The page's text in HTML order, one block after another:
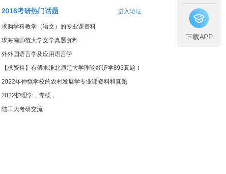
2016考研热门话题 进入论坛
求购学科教学（语文）的专业课资料
求海南师范大学文学真题资料
外外国语言学及应用语言学
【求资料】有偿求淮北师范大学理论经济学893真题！
2022年仲恺学校的农村发展学专业课资料和真题
2022护理学，专硕，
陆工大考研交流
下载APP